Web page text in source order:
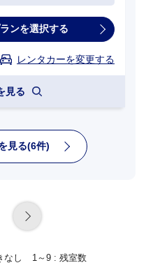
ンを選択する
レンタカーを変更する
見る
見る(6件)
なし 1～9 : 残室数